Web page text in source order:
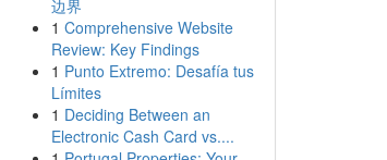
边界
1 Comprehensive Website
Review: Key Findings
1 Punto Extremo: Desafía tus
Límites
1 Deciding Between an
Electronic Cash Card vs....